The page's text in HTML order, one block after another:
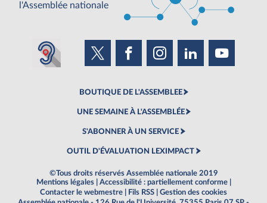
l'Assemblée nationale
BOUTIQUE DE L'ASSEMBLEE
UNE SEMAINE À L'ASSEMBLÉE
S'ABONNER À UN SERVICE
OUTIL D'ÉVALUATION LEXIMPACT
©Tous droits réservés Assemblée nationale 2019
Mentions légales
Accessibilité : partiellement conforme
Contacter le webmestre
Fils RSS
Gestion des cookies